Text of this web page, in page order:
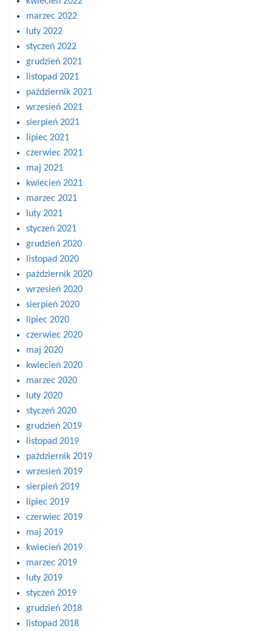
marzec 2022
luty 2022
styczeń 2022
grudzień 2021
listopad 2021
październik 2021
wrzesień 2021
sierpień 2021
lipiec 2021
czerwiec 2021
maj 2021
kwiecień 2021
marzec 2021
luty 2021
styczeń 2021
grudzień 2020
listopad 2020
październik 2020
wrzesień 2020
sierpień 2020
lipiec 2020
czerwiec 2020
maj 2020
kwiecień 2020
marzec 2020
luty 2020
styczeń 2020
grudzień 2019
listopad 2019
październik 2019
wrzesień 2019
sierpień 2019
lipiec 2019
czerwiec 2019
maj 2019
kwiecień 2019
marzec 2019
luty 2019
styczeń 2019
grudzień 2018
listopad 2018